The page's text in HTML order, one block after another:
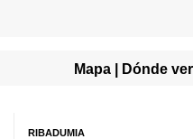
Mapa | Dónde
RIBADUMIA